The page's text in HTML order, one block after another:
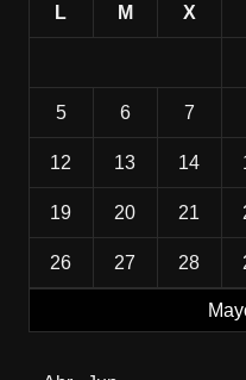
L M X
5 6 7
12 13 14
19 20 21
26 27 28